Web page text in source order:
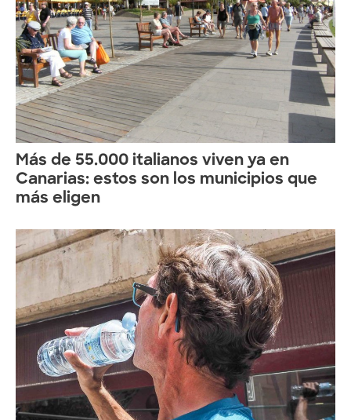
Más de 55.000 italianos viven ya en
Canarias: estos son los municipios que
más eligen